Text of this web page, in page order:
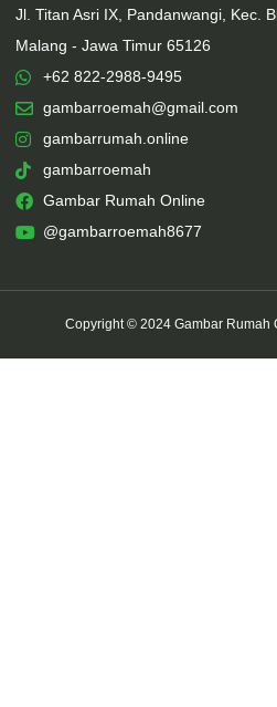
Jl. Titan Asri IX, Pandanwangi, Kec.
Malang - Jawa Timur 65126
+62 822-2988-9495
gambarroemah@gmail.com
gambarrumah.online
gambarroemah
Gambar Rumah Online
@gambarroemah8677
Copyright © 2024 Gambar Rumah